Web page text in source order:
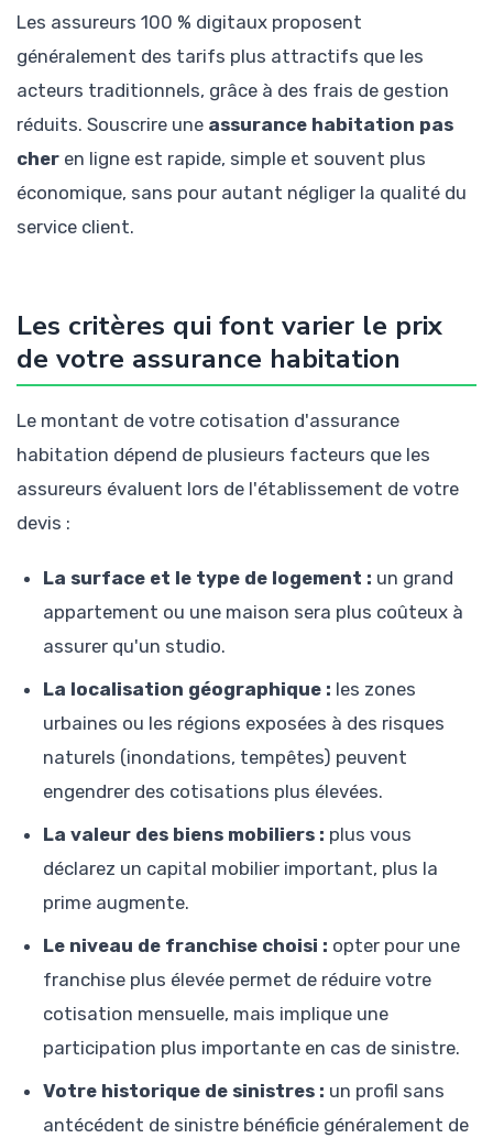
Les assureurs 100 % digitaux proposent
généralement des tarifs plus attractifs que les
acteurs traditionnels, grâce à des frais de gestion
réduits. Souscrire une assurance habitation pas
cher en ligne est rapide, simple et souvent plus
économique, sans pour autant négliger la qualité du
service client.
Les critères qui font varier le prix
de votre assurance habitation
Le montant de votre cotisation d'assurance
habitation dépend de plusieurs facteurs que les
assureurs évaluent lors de l'établissement de votre
devis :
La surface et le type de logement : un grand
appartement ou une maison sera plus coûteux à
assurer qu'un studio.
La localisation géographique : les zones
urbaines ou les régions exposées à des risques
naturels (inondations, tempêtes) peuvent
engendrer des cotisations plus élevées.
La valeur des biens mobiliers : plus vous
déclarez un capital mobilier important, plus la
prime augmente.
Le niveau de franchise choisi : opter pour une
franchise plus élevée permet de réduire votre
cotisation mensuelle, mais implique une
participation plus importante en cas de sinistre.
Votre historique de sinistres : un profil sans
antécédent de sinistre bénéficie généralement de